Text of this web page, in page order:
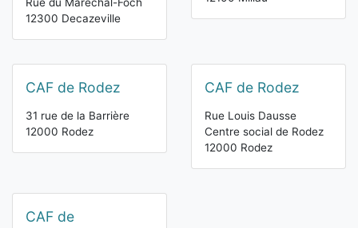
12300 Decazeville
CAF de Rodez
31 rue de la Barrière
12000 Rodez
CAF de Rodez
Rue Louis Dausse
Centre social de Rodez
12000 Rodez
CAF de